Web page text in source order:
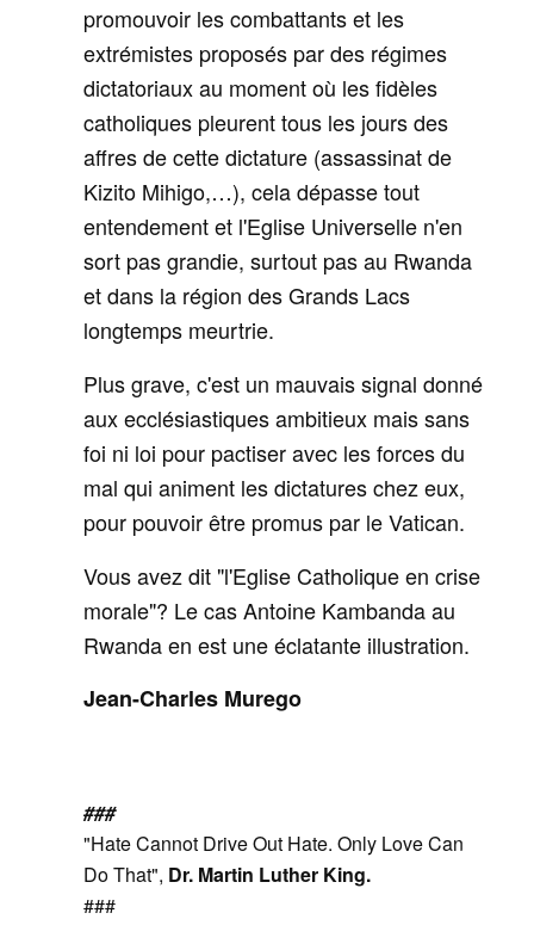
promouvoir les combattants et les
extrémistes proposés par des régimes
dictatoriaux au moment où les fidèles
catholiques pleurent tous les jours des
affres de cette dictature (assassinat de
Kizito Mihigo,…), cela dépasse tout
entendement et l'Eglise Universelle n'en
sort pas grandie, surtout pas au Rwanda
et dans la région des Grands Lacs
longtemps meurtrie.
Plus grave, c'est un mauvais signal donné
aux ecclésiastiques ambitieux mais sans
foi ni loi pour pactiser avec les forces du
mal qui animent les dictatures chez eux,
pour pouvoir être promus par le Vatican.
Vous avez dit "l'Eglise Catholique en crise
morale"? Le cas Antoine Kambanda au
Rwanda en est une éclatante illustration.
Jean-Charles Murego
###
"Hate Cannot Drive Out Hate. Only Love Can
Do That", Dr. Martin Luther King.
###